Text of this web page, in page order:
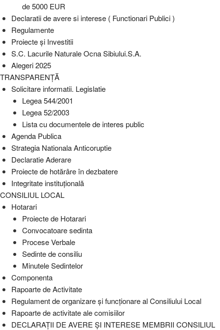
de 5000 EUR
Declaratii de avere si interese ( Functionari Publici )
Regulamente
Proiecte și Investitii
S.C. Lacurile Naturale Ocna Sibiului.S.A.
Alegeri 2025
TRANSPARENȚĂ
Solicitare informatii. Legislatie
Legea 544/2001
Legea 52/2003
Lista cu documentele de interes public
Agenda Publica
Strategia Nationala Anticoruptie
Declaratie Aderare
Proiecte de hotărâre în dezbatere
Integritate instituțională
CONSILIUL LOCAL
Hotarari
Proiecte de Hotarari
Convocatoare sedinta
Procese Verbale
Sedinte de consiliu
Minutele Sedintelor
Componenta
Rapoarte de Activitate
Regulament de organizare și funcționare al Consiliului Local
Rapoarte de activitate ale comisiilor
DECLARAȚII DE AVERE ȘI INTERESE MEMBRII CONSILIUL